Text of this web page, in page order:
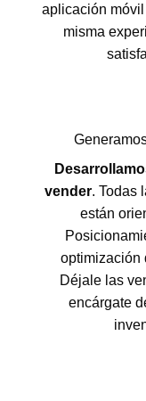
aplicación
misma
vender. Todas
están
optimización
Déjale las
encárgate